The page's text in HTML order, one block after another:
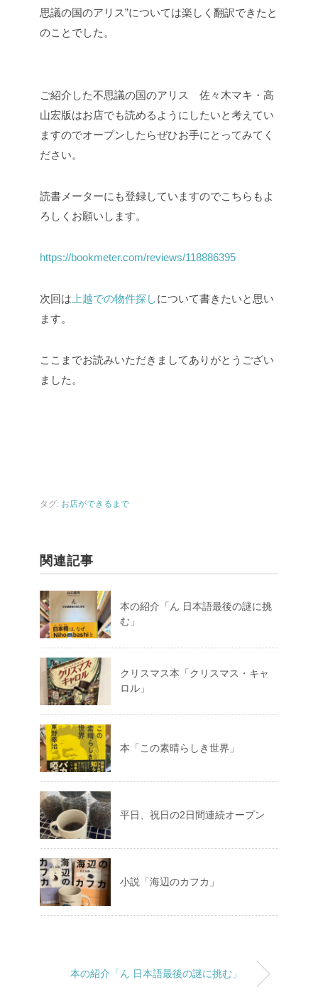
思議の国のアリス”については楽しく翻訳できたと
のことでした。
ご紹介した不思議の国のアリス 佐々木マキ・高
山宏版はお店でも読めるようにしたいと考えてい
ますのでオープンしたらぜひお手にとってみてく
ださい。
読書メーターにも登録していますのでこちらもよ
ろしくお願いします。
https://bookmeter.com/reviews/118886395
次回は 上越での物件探しについて書きたいと思い
ます。
ここまでお読みいただきましてありがとうござい
ました。
タグ: お店ができるまで
関連記事
本の紹介「ん 日本語最後の謎に挑
む」
クリスマス本「クリスマス・キャ
ロル」
本「この素晴らしき世界」
平日、祝日の2日間連続オープン
小説「海辺のカフカ」
本の紹介「ん 日本語最後の謎に挑む」